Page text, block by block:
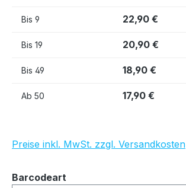
Bis 9 22,90 €
Bis 19 20,90 €
Bis 49 18,90 €
Ab 50 17,90 €
Preise inkl. MwSt. zzgl. Versandkosten
Barcodeart